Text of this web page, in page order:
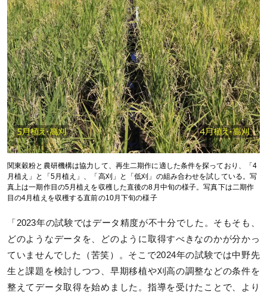
関東穀粉と農研機構は協力して、再生二期作に適した条件を探っており、「4
月植え」と「5月植え」、「高刈」と「低刈」の組み合わせを試している。写
真上は一期作目の5月植えを収穫した直後の8月中旬の様子。写真下は二期作
目の4月植えを収穫する直前の10月下旬の様子
「2023年の試験ではデータ精度が不十分でした。そもそも、
どのようなデータを、どのように取得すべきなのかが分かっ
ていませんでした（苦笑）。そこで2024年の試験では中野先
生と課題を検討しつつ、早期移植や刈高の調整などの条件を
整えてデータ取得を始めました。指導を受けたことで、より